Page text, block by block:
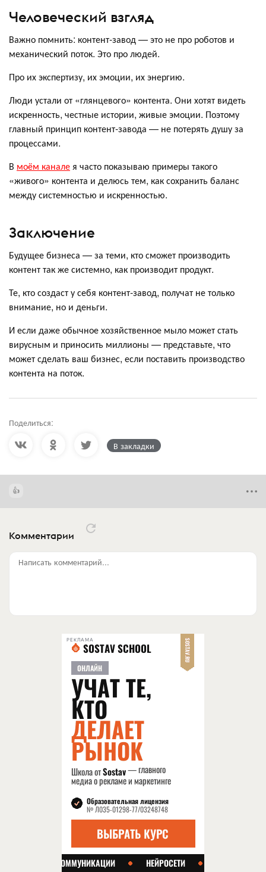
Человеческий взгляд
Важно помнить: контент-завод — это не про роботов и
механический поток. Это про людей.
Про их экспертизу, их эмоции, их энергию.
Люди устали от «глянцевого» контента. Они хотят видеть
искренность, честные истории, живые эмоции. Поэтому
главный принцип контент-завода — не потерять душу за
процессами.
В моём канале я часто показываю примеры такого
«живого» контента и делюсь тем, как сохранить баланс
между системностью и искренностью.
Заключение
Будущее бизнеса — за теми, кто сможет производить
контент так же системно, как производит продукт.
Те, кто создаст у себя контент-завод, получат не только
внимание, но и деньги.
И если даже обычное хозяйственное мыло может стать
вирусным и приносить миллионы — представьте, что
может сделать ваш бизнес, если поставить производство
контента на поток.
Поделиться:
В закладки
Комментарии
Написать комментарий...
РЕКЛАМА